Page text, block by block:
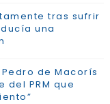
tras sufrir
una
de Macorís
PRM que